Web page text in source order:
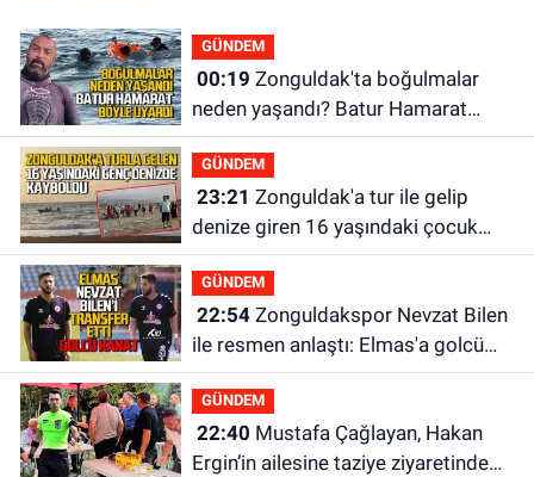
GÜNDEM
00:19
neden yaşandı? Batur Hamarat
böyle uyardı!
GÜNDEM
23:21
denize giren 16 yaşındaki çocuk
kayboldu: Son anları kamerada
GÜNDEM
22:54Zonguldakspor Nevzat Bilen
ile resmen anlaştı: Elmas'a golcü
kanat
GÜNDEM
22:40
Ergin’in ailesine taziye ziyaretinde